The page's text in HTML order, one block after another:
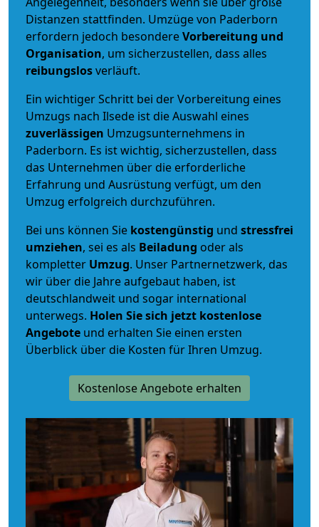
Distanzen stattfinden. Umzüge von Paderborn
erfordern jedoch besondereVorbereitung und
Organisation, um sicherzustellen, dass alles
reibungslosverläuft.
Ein wichtiger Schritt bei der Vorbereitung eines
Umzugs nach Ilsede ist die Auswahl eines
zuverlässigen Umzugsunternehmens in
Paderborn. Es ist wichtig, sicherzustellen, dass
das Unternehmen über die erforderliche
Erfahrung und Ausrüstung verfügt, um den
Umzug erfolgreich durchzuführen.
Bei uns können Sie kostengünstig und stressfrei
umziehen, sei es als Beiladung oder als
kompletter Umzug. Unser Partnernetzwerk, das
wir über die Jahre aufgebaut haben, ist
deutschlandweit und sogar international
unterwegs. Holen Sie sich jetzt kostenlose
Angebote und erhalten Sie einen ersten
Überblick über die Kosten für Ihren Umzug.
Kostenlose Angebote erhalten